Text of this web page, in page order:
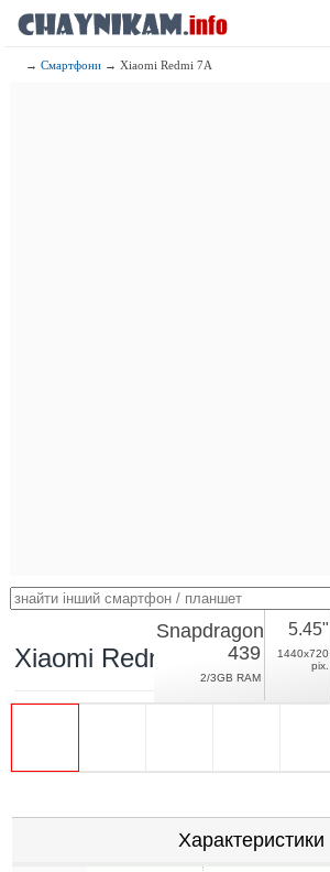
→Смартфони → Xiaomi Redmi 7A
Xiaomi Redmi 7A
Snapdragon
439
2/3GB RAM
5.45"
1440x720
pix.
Характеристики